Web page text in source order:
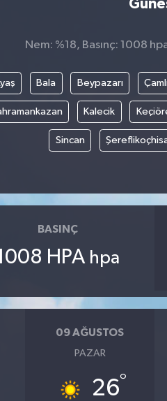
Nem: %18, Basınç: 1008
Bala Beypazarı
Kalecik
Sincan
BASINÇ
HPA hpa
09 AĞUSTOS
PAZAR
26°